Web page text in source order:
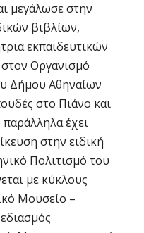
μεγάλωσε στην
βιβλίων,
εκπαιδευτικών
Οργανισμό
Δήμου Αθηναίων
στο Πιάνο και
έχει
στην ειδική
Πολιτισμό του
με κύκλους
Μουσείο –